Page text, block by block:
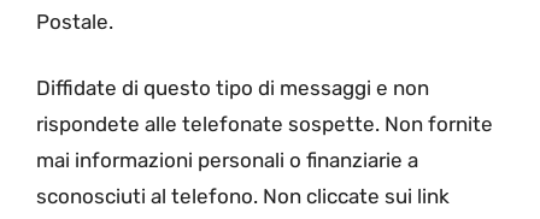
Postale.
Diffidate di questo tipo di messaggi e non
rispondete alle telefonate sospette. Non fornite
mai informazioni personali o finanziarie a
sconosciuti al telefono. Non cliccate sui link